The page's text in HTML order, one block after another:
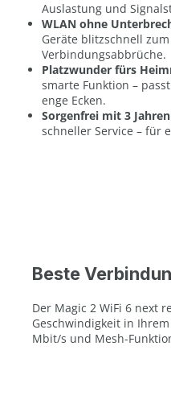
Auslastung und
WLAN ohne
Geräte blitzschnell
Verbindungsabbrüche.
Platzwunder fürs
smarte Funktion –
enge Ecken.
Sorgenfrei mit 3
schneller Service – für
Beste
Der Magic 2 WiFi 6 next
Geschwindigkeit in
Mbit/s und Mesh-